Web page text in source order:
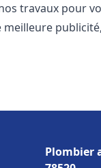
travaux pour
Plombier